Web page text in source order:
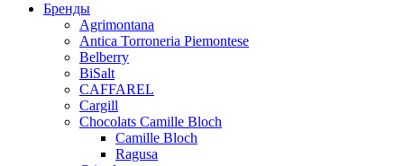
Бренды
Agrimontana
Antica Torroneria Piemontese
Belberry
BiSalt
CAFFAREL
Cargill
Chocolats Camille Bloch
Camille Bloch
Ragusa